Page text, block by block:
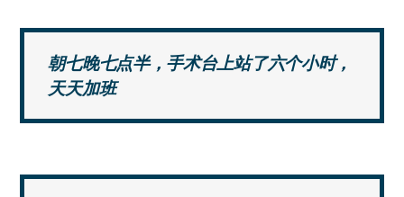
朝七晚七点半，手术台上站了六个小时，
天天加班